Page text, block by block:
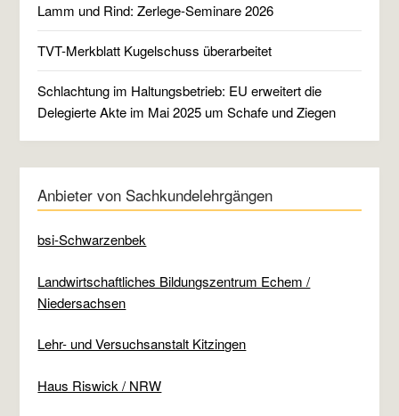
Lamm und Rind: Zerlege-Seminare 2026
TVT-Merkblatt Kugelschuss überarbeitet
Schlachtung im Haltungsbetrieb: EU erweitert die
Delegierte Akte im Mai 2025 um Schafe und Ziegen
Anbieter von Sachkundelehrgängen
bsi-Schwarzenbek
Landwirtschaftliches Bildungszentrum Echem /
Niedersachsen
Lehr- und Versuchsanstalt Kitzingen
Haus Riswick / NRW